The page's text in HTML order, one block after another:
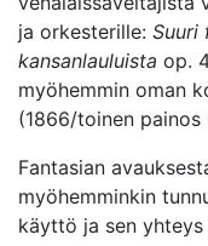
ja orkesterille: Suuri
kansanlauluista op.
myöhemmin oman
(1866/toinen painos
Fantasian
myöhemminkin
käyttö ja sen